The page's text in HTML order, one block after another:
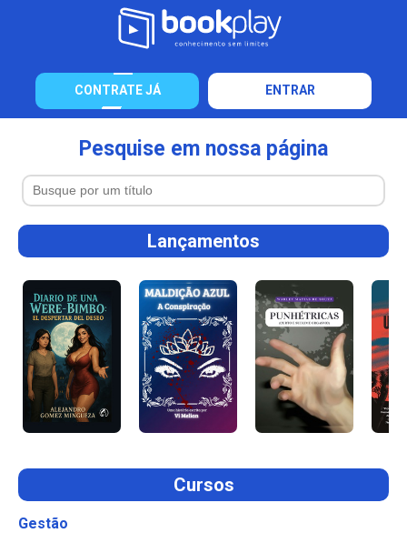
CONTRATE JÁ ENTRAR
Pesquise em nossa página
Lançamentos
Cursos
Gestão